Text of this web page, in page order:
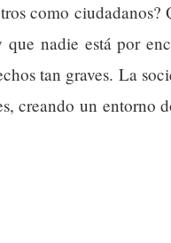
como
nadie está por
tan graves. La
creando un entorno